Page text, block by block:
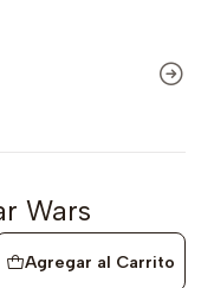
Wars
Agregar al Carrito